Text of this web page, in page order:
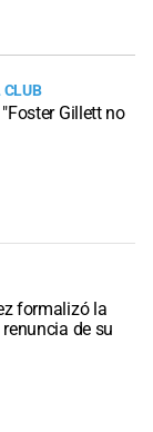
CLUB
Gillett no
formalizó la
de su